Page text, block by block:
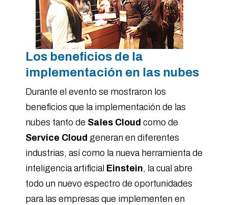
Los beneficios de la
implementación en las nubes
Durante el evento se mostraron los
beneficios que la implementación de las
nubes tanto de Sales Cloud como de
Service Cloud generan en diferentes
industrias, así como la nueva herramienta de
inteligencia artificial Einstein, la cual abre
todo un nuevo espectro de oportunidades
para las empresas que implementen en